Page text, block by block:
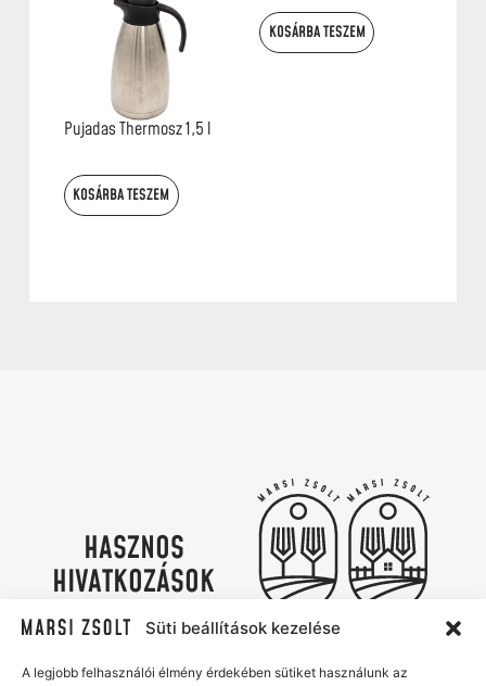
Süti beállítások kezelése
A legjobb felhasználói élmény érdekében sütiket használunk az
Pujadas Thermosz 1,5 l
KOSÁRBA TESZEM
KOSÁRBA TESZEM
HASZNOS
HIVATKOZÁSOK
Süti szabályzat
Marsi Zsolt Catering & Az Udvar